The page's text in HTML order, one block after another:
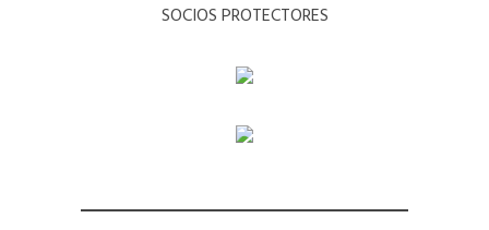
SOCIOS PROTECTORES